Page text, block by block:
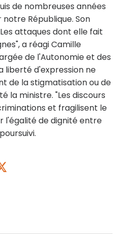
de nombreuses années
République. Son
attaques dont elle fait
a réagi Camille
de l'Autonomie et des
liberté d'expression ne
de la stigmatisation ou de
la ministre. "Les discours
et fragilisent le
l'égalité de dignité entre